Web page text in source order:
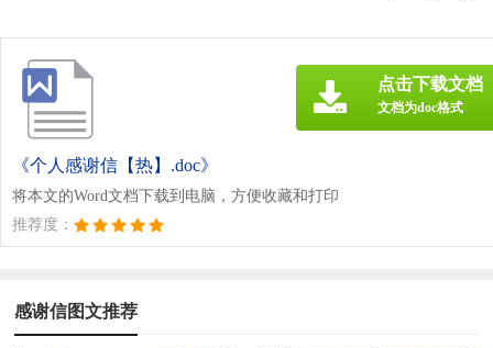
《个人感谢信【热】.doc》
将本文的Word文档下载到电脑，方便收藏和打印
推荐度：
点击下载文档
文档为doc格式
感谢信图文推荐